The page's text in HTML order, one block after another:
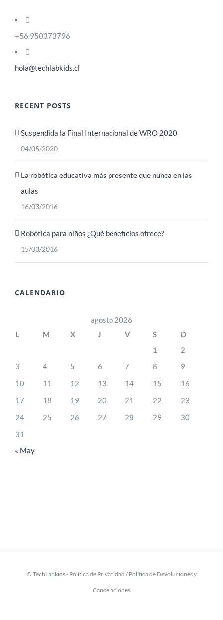
+56.950373796
hola@techlabkids.cl
RECENT POSTS
Suspendida la Final Internacional de WRO 2020
04/05/2020
La robótica educativa más presente que nunca en las
aulas
16/03/2016
Robótica para niños ¿Qué beneficios ofrece?
15/03/2016
CALENDARIO
agosto 2026
L
M X J V S
D
1
2
3
4 5 6 7 8
9
10
11 12 13 14 15
16
17
18 19 20 21 22
23
24
25 26 27 28 29
30
31
« May
© TechLabkids - Política de Privacidad /Política de Devoluciones y
Cancelaciones